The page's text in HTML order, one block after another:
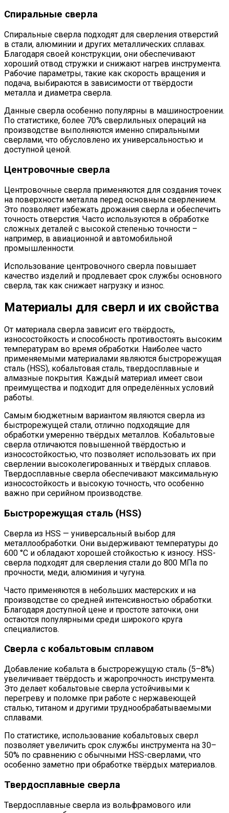
Спиральные сверла
Спиральные сверла подходят для сверления отверстий
в стали, алюминии и других металлических сплавах.
Благодаря своей конструкции, они обеспечивают
хороший отвод стружки и снижают нагрев инструмента.
Рабочие параметры, такие как скорость вращения и
подача, выбираются в зависимости от твёрдости
металла и диаметра сверла.
Данные сверла особенно популярны в машиностроении.
По статистике, более 70% сверлильных операций на
производстве выполняются именно спиральными
сверлами, что обусловлено их универсальностью и
доступной ценой.
Центровочные сверла
Центровочные сверла применяются для создания точек
на поверхности металла перед основным сверлением.
Это позволяет избежать дрожания сверла и обеспечить
точность отверстия. Часто используются в обработке
сложных деталей с высокой степенью точности –
например, в авиационной и автомобильной
промышленности.
Использование центровочного сверла повышает
качество изделий и продлевает срок службы основного
сверла, так как снижает нагрузку и износ.
Материалы для сверл и их свойства
От материала сверла зависит его твёрдость,
износостойкость и способность противостоять высоким
температурам во время обработки. Наиболее часто
применяемыми материалами являются быстрорежущая
сталь (HSS), кобальтовая сталь, твердосплавные и
алмазные покрытия. Каждый материал имеет свои
преимущества и подходит для определённых условий
работы.
Самым бюджетным вариантом являются сверла из
быстрорежущей стали, отлично подходящие для
обработки умеренно твёрдых металлов. Кобальтовые
сверла отличаются повышенной твёрдостью и
износостойкостью, что позволяет использовать их при
сверлении высоколегированных и твёрдых сплавов.
Твердосплавные сверла обеспечивают максимальную
износостойкость и высокую точность, что особенно
важно при серийном производстве.
Быстрорежущая сталь (HSS)
Сверла из HSS — универсальный выбор для
металлообработки. Они выдерживают температуры до
600 °C и обладают хорошей стойкостью к износу. HSS-
сверла подходят для сверления стали до 800 МПа по
прочности, меди, алюминия и чугуна.
Часто применяются в небольших мастерских и на
производстве со средней интенсивностью обработки.
Благодаря доступной цене и простоте заточки, они
остаются популярными среди широкого круга
специалистов.
Сверла с кобальтовым сплавом
Добавление кобальта в быстрорежущую сталь (5–8%)
увеличивает твёрдость и жаропрочность инструмента.
Это делает кобальтовые сверла устойчивыми к
перегреву и поломке при работе с нержавеющей
сталью, титаном и другими труднообрабатываемыми
сплавами.
По статистике, использование кобальтовых сверл
позволяет увеличить срок службы инструмента на 30–
50% по сравнению с обычными HSS-сверлами, что
особенно заметно при обработке твёрдых материалов.
Твердосплавные сверла
Твердосплавные сверла из вольфрамового или